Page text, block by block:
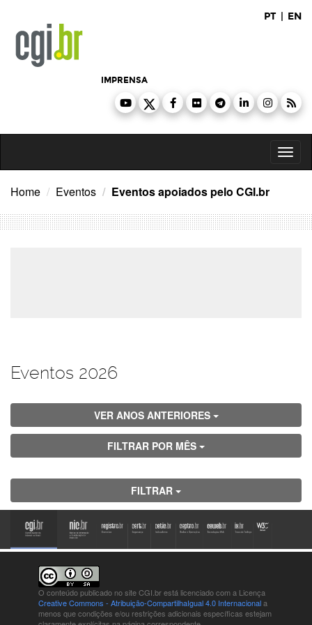
conteúdo
PT | EN
IMPRENSA
Home Eventos Eventos apoiados pelo CGI.br
Eventos 2026
VER ANOS ANTERIORES
FILTRAR POR MÊS
FILTRAR
O conteúdo publicado no site CGI.br está licenciado com a Licença
Creative Commons - Atribuição-CompartilhaIgual 4.0 Internacionala
menos que condições e/ou restrições adicionais específicas estejam